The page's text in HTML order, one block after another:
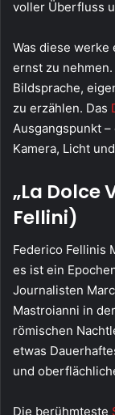
voller Überfluss
Was diese werke
ernst zu
Bildsprache,
zu erzählen. Das
Ausgangspunkt
Kamera, Licht
„La Dolce
Fellini)
Federico Fellinis
es ist ein
Journalisten
Mastroianni in
römischen
etwas
und
Die berühmteste